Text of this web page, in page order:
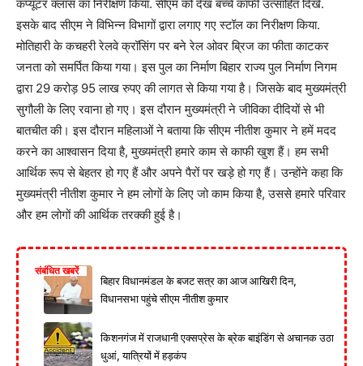
कंप्यूटर क्लास का निरीक्षण किया. सीएम को देख बच्चे काफी उत्साहित दिखे.
इसके बाद सीएम ने विभिन्न विभागों द्वारा लगाए गए स्टॉल का निरीक्षण किया.
मोतिहारी के कचहरी रेलवे क्रॉसिंग पर बने रेल ओवर ब्रिज का फीता काटकर
जनता को समर्पित किया गया। इस पुल का निर्माण बिहार राज्य पुल निर्माण निगम
द्वारा 29 करोड़ 95 लाख रुपए की लागत से किया गया है। जिसके बाद मुख्यमंत्री
सुगौली के लिए रवाना हो गए। इस दौरान मुख्यमंत्री ने जीविका दीदियों से भी
बातचीत की। इस दौरान महिलाओं ने बताया कि सीएम नीतीश कुमार ने हमें मदद
करने का आश्वासन दिया है, मुख्यमंत्री हमारे काम से काफी खुश हैं। हम सभी
आर्थिक रूप से बेहतर हो गए हैं और अपने पैरों पर खड़े हो गए हैं। उन्होंने कहा कि
मुख्यमंत्री नीतीश कुमार ने हम लोगों के लिए जो काम किया है, उससे हमारे परिवार
और हम लोगों की आर्थिक तरक्की हुई है।
संबंधित खबरें
बिहार विधानमंडल के बजट सत्र का आज आखिरी दिन,
विधानसभा पहुंचे सीएम नीतीश कुमार
किशनगंज में राजधानी एक्सप्रेस के ब्रेक बाइंडिंग से अचानक उठा
धुआं, यात्रियों में हड़कंप